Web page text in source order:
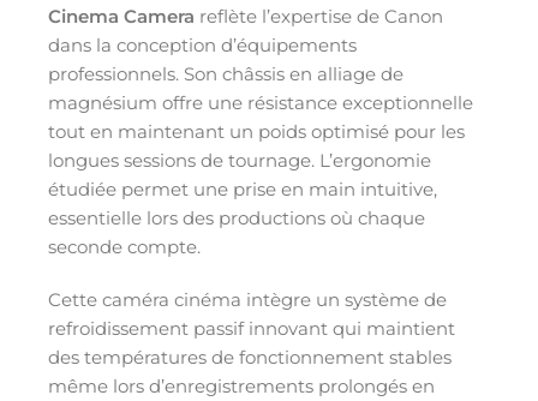
Cinema Camera reflète l’expertise de Canon
dans la conception d’équipements
professionnels. Son châssis en alliage de
magnésium offre une résistance exceptionnelle
tout en maintenant un poids optimisé pour les
longues sessions de tournage. L’ergonomie
étudiée permet une prise en main intuitive,
essentielle lors des productions où chaque
seconde compte.
Cette caméra cinéma intègre un système de
refroidissement passif innovant qui maintient
des températures de fonctionnement stables
même lors d’enregistrements prolongés en